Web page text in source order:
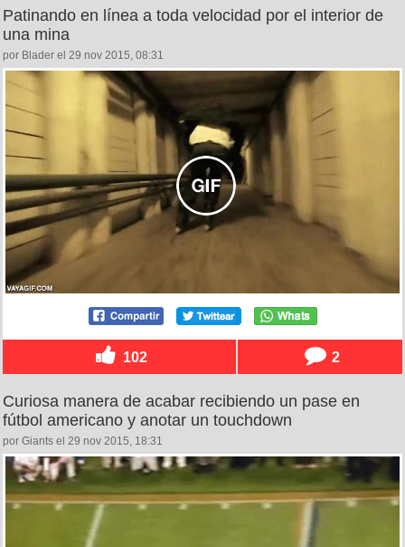
Patinando en línea a toda velocidad por el interior de
una mina
por Blader el 29 nov 2015, 08:31
102 2
Curiosa manera de acabar recibiendo un pase en
fútbol americano y anotar un touchdown
por Giants el 29 nov 2015, 18:31